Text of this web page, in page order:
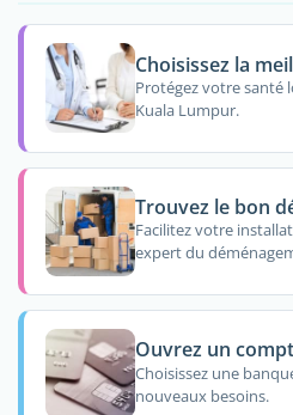
Choisissez la
Protégez votre santé
Kuala Lumpur.
Trouvez le bon
Facilitez votre
expert du
Ouvrez un
Choisissez une
nouveaux besoins.